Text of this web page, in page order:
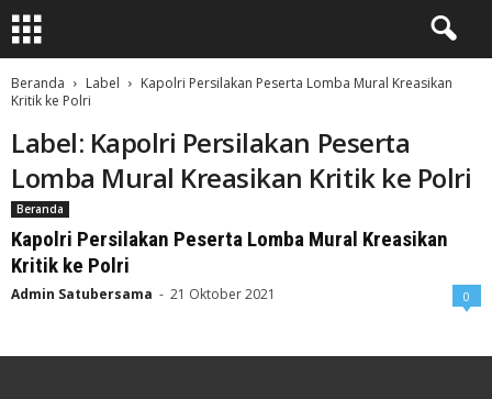
Beranda Label
Kapolri Persilakan Peserta Lomba Mural Kreasikan
Kritik ke Polri
Label: Kapolri Persilakan Peserta
Lomba Mural Kreasikan Kritik ke Polri
Beranda
Kapolri Persilakan Peserta Lomba Mural Kreasikan
Kritik ke Polri
Admin Satubersama - 21 Oktober 2021 0